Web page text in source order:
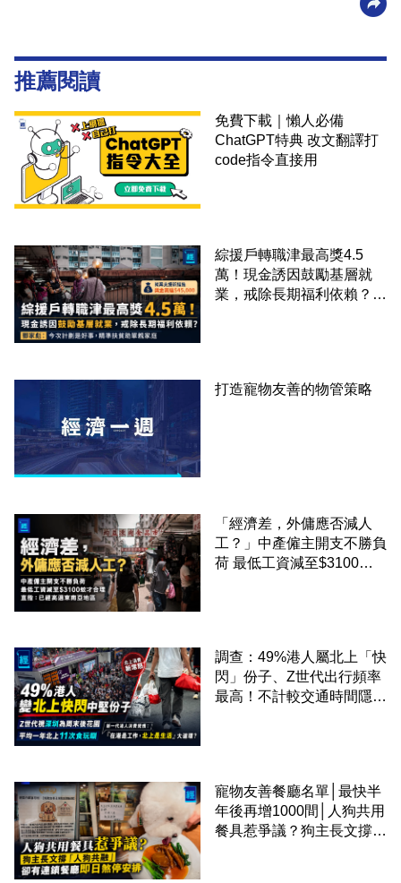
推薦閱讀
免費下載｜懶人必備
ChatGPT特典 改文翻譯打
code指令直接用
綜援戶轉職津最高獎4.5
萬！現金誘因鼓勵基層就
業，戒除長期福利依賴？鄧
打造寵物友善的物管策略
「經濟差，外傭應否減人
工？」中產僱主開支不勝負
荷 最低工資減至$3100蚊
調查：49%港人屬北上「快
閃」份子、Z世代出行頻率
最高！不計較交通時間隱形
寵物友善餐廳名單│最快半
年後再增1000間│人狗共用
餐具惹爭議？狗主長文撐